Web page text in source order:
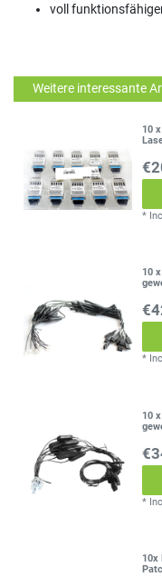
voll
Weitere interessante
10
*
10
*
10
*
10x